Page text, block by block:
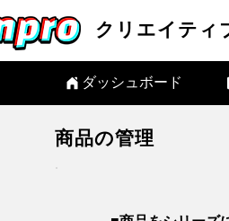
クリエイティ
ダッシュボード
商品の管理